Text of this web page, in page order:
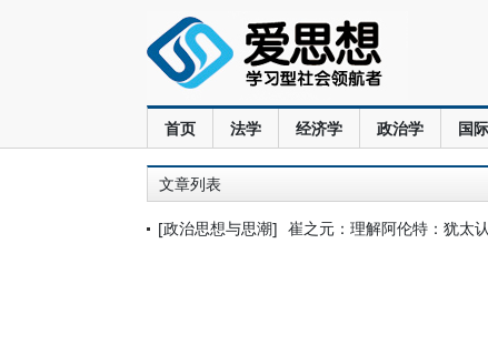
首页 法学 经济学 政治学 国
文章列表
[政治思想与思潮] 崔之元：理解阿伦特：犹太